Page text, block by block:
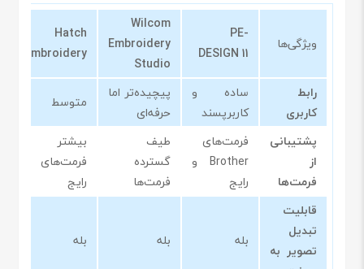
ویژگی‌ها
PE-
DESIGN 11
Wilcom
Embroidery
Studio
Hatch
Embroidery
رابط
کاربری
ساده و
کاربرپسند
پیچیده‌تر اما
حرفه‌ای
متوسط
پشتیبانی
از
فرمت‌ها
فرمت‌های
Brother و
رایج
طیف
گسترده
فرمت‌ها
بیشتر
فرمت‌های
رایج
قابلیت
تبدیل
تصویر به
بله بله بله